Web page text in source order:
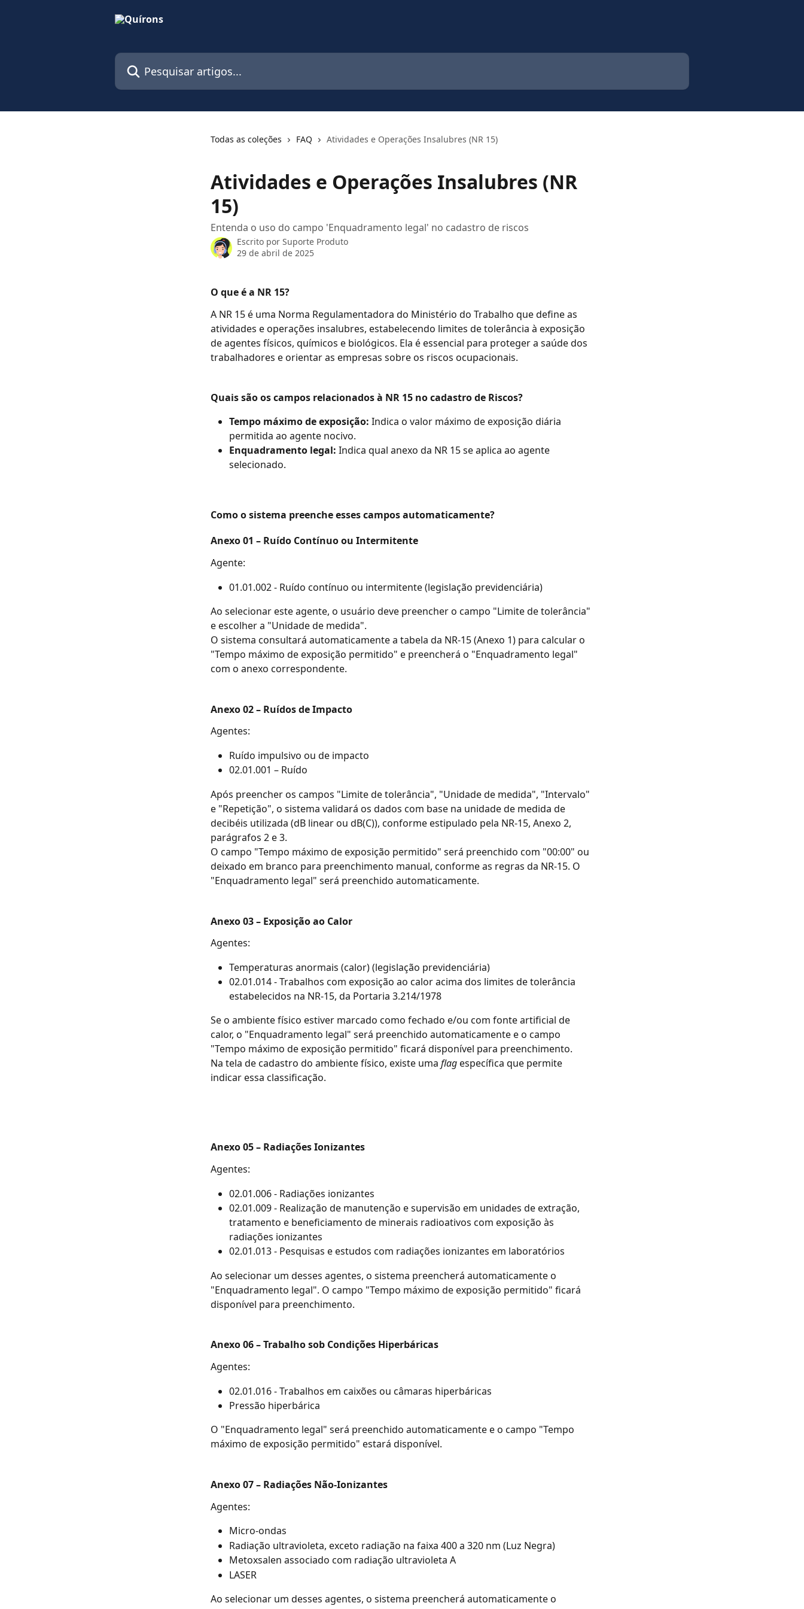
Pesquisar artigos...
Todas as coleções FAQ Atividades e Operações Insalubres (NR 15)
Atividades e Operações Insalubres (NR
15)
Entenda o uso do campo 'Enquadramento legal' no cadastro de riscos
Escrito por Suporte Produto
29 de abril de 2025
O que é a NR 15?
A NR 15 é uma Norma Regulamentadora do Ministério do Trabalho que define as
atividades e operações insalubres, estabelecendo limites de tolerância à exposição
de agentes físicos, químicos e biológicos. Ela é essencial para proteger a saúde dos
trabalhadores e orientar as empresas sobre os riscos ocupacionais.
Quais são os campos relacionados à NR 15 no cadastro de Riscos?
Tempo máximo de exposição: Indica o valor máximo de exposição diária
permitida ao agente nocivo.
Enquadramento legal: Indica qual anexo da NR 15 se aplica ao agente
selecionado.
Como o sistema preenche esses campos automaticamente?
Anexo 01 – Ruído Contínuo ou Intermitente
Agente:
01.01.002 - Ruído contínuo ou intermitente (legislação previdenciária)
Ao selecionar este agente, o usuário deve preencher o campo "Limite de tolerância"
e escolher a "Unidade de medida".
O sistema consultará automaticamente a tabela da NR-15 (Anexo 1) para calcular o
"Tempo máximo de exposição permitido" e preencherá o "Enquadramento legal"
com o anexo correspondente.
Anexo 02 – Ruídos de Impacto
Agentes:
Ruído impulsivo ou de impacto
02.01.001 – Ruído
Após preencher os campos "Limite de tolerância", "Unidade de medida", "Intervalo"
e "Repetição", o sistema validará os dados com base na unidade de medida de
decibéis utilizada (dB linear ou dB(C)), conforme estipulado pela NR-15, Anexo 2,
parágrafos 2 e 3.
O campo "Tempo máximo de exposição permitido" será preenchido com "00:00" ou
deixado em branco para preenchimento manual, conforme as regras da NR-15. O
"Enquadramento legal" será preenchido automaticamente.
Anexo 03 – Exposição ao Calor
Agentes:
Temperaturas anormais (calor) (legislação previdenciária)
02.01.014 - Trabalhos com exposição ao calor acima dos limites de tolerância
estabelecidos na NR-15, da Portaria 3.214/1978
Se o ambiente físico estiver marcado como fechado e/ou com fonte artificial de
calor, o "Enquadramento legal" será preenchido automaticamente e o campo
"Tempo máximo de exposição permitido" ficará disponível para preenchimento.
Na tela de cadastro do ambiente físico, existe uma flag específica que permite
indicar essa classificação.
Anexo 05 – Radiações Ionizantes
Agentes:
02.01.006 - Radiações ionizantes
02.01.009 - Realização de manutenção e supervisão em unidades de extração,
tratamento e beneficiamento de minerais radioativos com exposição às
radiações ionizantes
02.01.013 - Pesquisas e estudos com radiações ionizantes em laboratórios
Ao selecionar um desses agentes, o sistema preencherá automaticamente o
"Enquadramento legal". O campo "Tempo máximo de exposição permitido" ficará
disponível para preenchimento.
Anexo 06 – Trabalho sob Condições Hiperbáricas
Agentes:
02.01.016 - Trabalhos em caixões ou câmaras hiperbáricas
Pressão hiperbárica
O "Enquadramento legal" será preenchido automaticamente e o campo "Tempo
máximo de exposição permitido" estará disponível.
Anexo 07 – Radiações Não-Ionizantes
Agentes:
Micro-ondas
Radiação ultravioleta, exceto radiação na faixa 400 a 320 nm (Luz Negra)
Metoxsalen associado com radiação ultravioleta A
LASER
Ao selecionar um desses agentes, o sistema preencherá automaticamente o